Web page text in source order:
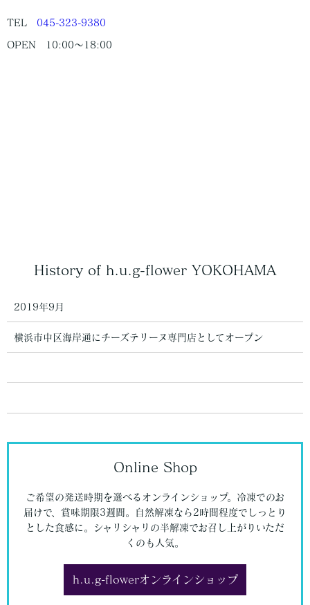
TEL 045-323-9380
OPEN 10:00〜18:00
History of h.u.g-flower YOKOHAMA
2019年9月
横浜市中区海岸通にチーズテリーヌ専門店としてオープン
Online Shop
ご希望の発送時期を選べるオンラインショップ。冷凍でのお
届けで、賞味期限3週間。自然解凍なら2時間程度でしっとり
とした食感に。シャリシャリの半解凍でお召し上がりいただ
くのも人気。
h.u.g-flowerオンラインショップ